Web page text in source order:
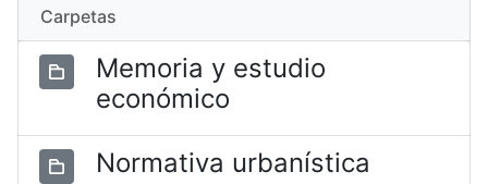
Carpetas
Memoria y estudio
económico
Normativa urbanística